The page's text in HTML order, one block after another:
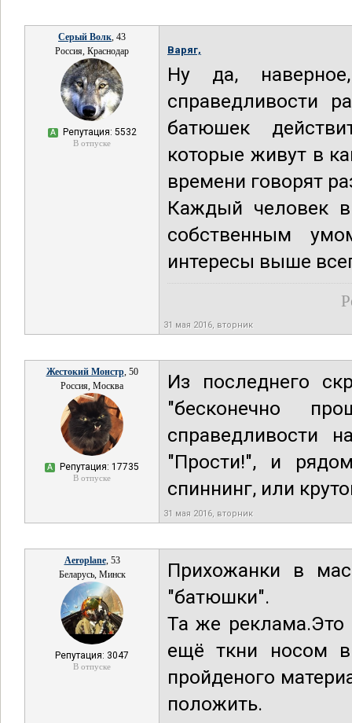
Серый Волк, 43
Россия, Краснодар
А Репутация: 5532
В отпуске
Варяг,
Ну да,
справедливости
батюшек
которые живут в
времени говорят
Каждый человек
собственным
интересы выше
31 мая 2016, вторник
Жестокий Монстр, 50
Россия, Москва
А Репутация: 17735
В отпуске
Из последнего
"бесконечно
справедливости
"Прости!", и
спиннинг, или
31 мая 2016, вторник
Aeroplane, 53
Беларусь, Минск
Репутация: 3047
В отпуске
Прихожанки в
"батюшки".
Та же реклама.Это
ещё ткни носом в
пройденого
положить.